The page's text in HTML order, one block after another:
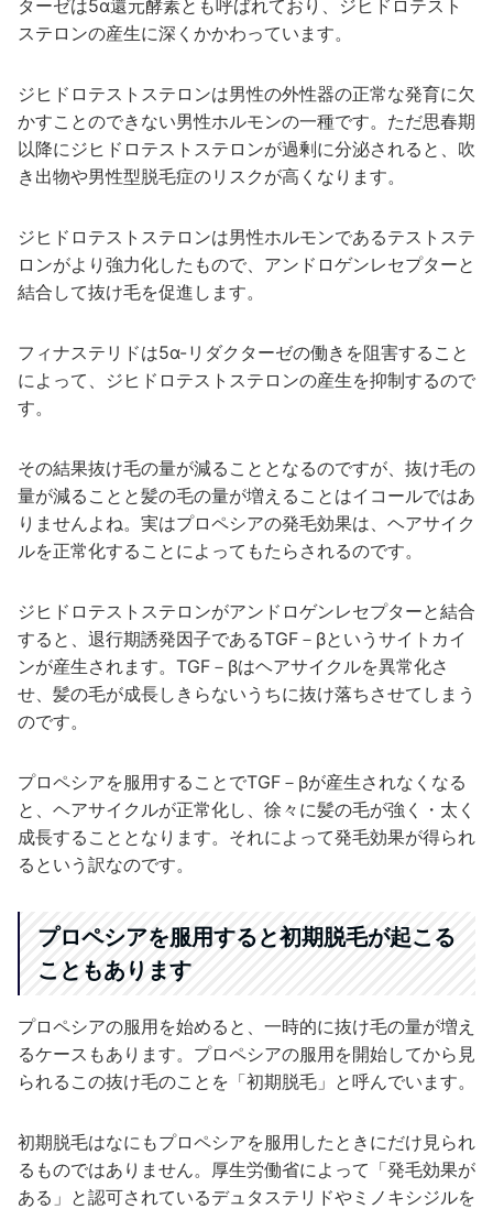
ターゼは5α還元酵素とも呼ばれており、ジヒドロテスト
ステロンの産生に深くかかわっています。
ジヒドロテストステロンは男性の外性器の正常な発育に欠
かすことのできない男性ホルモンの一種です。ただ思春期
以降にジヒドロテストステロンが過剰に分泌されると、吹
き出物や男性型脱毛症のリスクが高くなります。
ジヒドロテストステロンは男性ホルモンであるテストステ
ロンがより強力化したもので、アンドロゲンレセプターと
結合して抜け毛を促進します。
フィナステリドは5α-リダクターゼの働きを阻害すること
によって、ジヒドロテストステロンの産生を抑制するので
す。
その結果抜け毛の量が減ることとなるのですが、抜け毛の
量が減ることと髪の毛の量が増えることはイコールではあ
りませんよね。実はプロペシアの発毛効果は、ヘアサイク
ルを正常化することによってもたらされるのです。
ジヒドロテストステロンがアンドロゲンレセプターと結合
すると、退行期誘発因子であるTGF－βというサイトカイ
ンが産生されます。TGF－βはヘアサイクルを異常化さ
せ、髪の毛が成長しきらないうちに抜け落ちさせてしまう
のです。
プロペシアを服用することでTGF－βが産生されなくなる
と、ヘアサイクルが正常化し、徐々に髪の毛が強く・太く
成長することとなります。それによって発毛効果が得られ
るという訳なのです。
プロペシアを服用すると初期脱毛が起こる
こともあります
プロペシアの服用を始めると、一時的に抜け毛の量が増え
るケースもあります。プロペシアの服用を開始してから見
られるこの抜け毛のことを「初期脱毛」と呼んでいます。
初期脱毛はなにもプロペシアを服用したときにだけ見られ
るものではありません。厚生労働省によって「発毛効果が
ある」と認可されているデュタステリドやミノキシジルを